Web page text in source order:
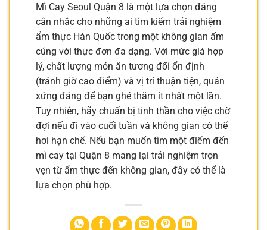
Mì Cay Seoul Quận 8 là một lựa chọn đáng
cân nhắc cho những ai tìm kiếm trải nghiệm
ẩm thực Hàn Quốc trong một không gian ấm
cúng với thực đơn đa dạng. Với mức giá hợp
lý, chất lượng món ăn tương đối ổn định
(tránh giờ cao điểm) và vị trí thuận tiện, quán
xứng đáng để bạn ghé thăm ít nhất một lần.
Tuy nhiên, hãy chuẩn bị tinh thần cho việc chờ
đợi nếu đi vào cuối tuần và không gian có thể
hơi hạn chế. Nếu bạn muốn tìm một điểm đến
mì cay tại Quận 8 mang lại trải nghiệm trọn
vẹn từ ẩm thực đến không gian, đây có thể là
lựa chọn phù hợp.